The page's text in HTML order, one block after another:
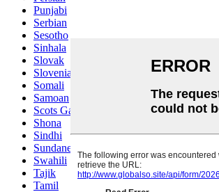
Punjabi
Serbian
Sesotho
Sinhala
Slovak
Slovenian
Somali
Samoan
Scots Gaelic
Shona
Sindhi
Sundanese
Swahili
Tajik
Tamil